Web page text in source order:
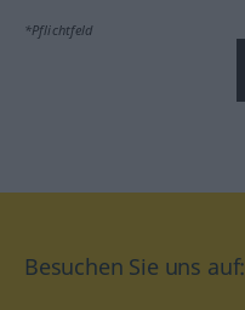
*Pflichtfeld
Besuchen Sie uns auf: